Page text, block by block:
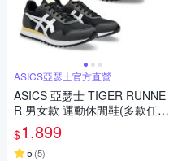
ASICS亞瑟士官方直營
ASICS 亞瑟士 TIGER RUNNE
R 男女款 運動休閒鞋(多款任
選)
$1,899
5 (5)